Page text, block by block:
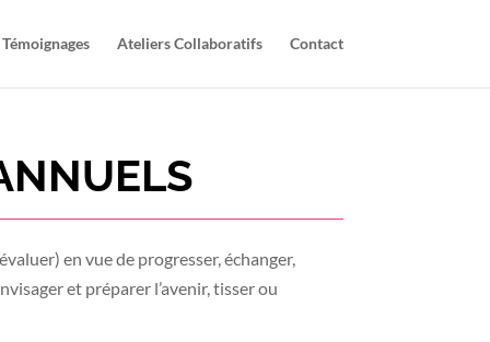
Témoignages Ateliers Collaboratifs Contact
en vue de progresser, échanger,
et préparer l’avenir, tisser ou